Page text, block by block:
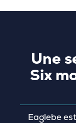
Une
Six
Eaglebe